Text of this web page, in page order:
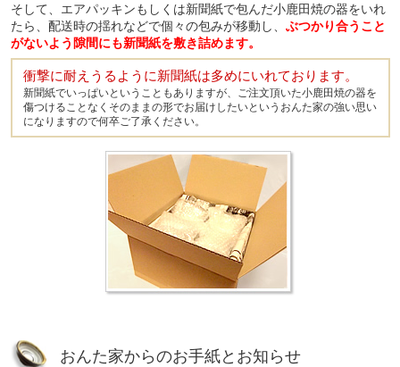
そして、エアパッキンもしくは新聞紙で包んだ小鹿田焼の器をいれ
たら、配送時の揺れなどで個々の包みが移動し、 ぶつかり合うこと
がないよう隙間にも新聞紙を敷き詰めます。
衝撃に耐えうるように新聞紙は多めにいれております。
新聞紙でいっぱいということもありますが、ご注文頂いた小鹿田焼の器を
傷つけることなくそのままの形でお届けしたいというおんた家の強い思い
になりますので何卒ご了承ください。
おんた家からのお手紙とお知らせ